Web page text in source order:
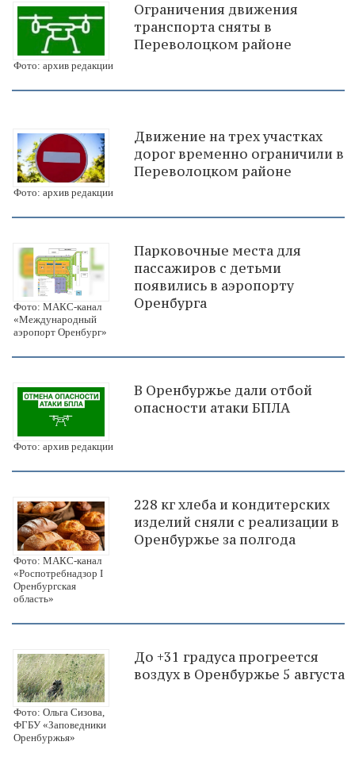
Фото: архив редакции
Ограничения движения
транспорта сняты в
Переволоцком районе
Фото: архив редакции
Движение на трех участках
дорог временно ограничили в
Переволоцком районе
Фото: МАКС-канал
«Международный
аэропорт Оренбург»
Парковочные места для
пассажиров с детьми
появились в аэропорту
Оренбурга
Фото: архив редакции
В Оренбуржье дали отбой
опасности атаки БПЛА
Фото: МАКС-канал
«Роспотребнадзор I
Оренбургская
область»
228 кг хлеба и кондитерских
изделий сняли с реализации в
Оренбуржье за полгода
Фото: Ольга Сизова,
ФГБУ «Заповедники
Оренбуржья»
До +31 градуса прогреется
воздух в Оренбуржье 5 августа